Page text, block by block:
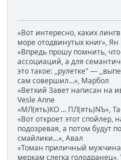
«Вот интересно, каких
море отодвинутых книг»,
«Впредь прошу помнить,
ассоциаций, а для
это такое: ,,рулетке" —
сам совершил...», Марбол
«Ветхий Завет написан на
Vesle Anne
«МЛ(ять)КО ... ПЛ(ять)NЪ»,
«Вот откроет этот спойлер,
подозревая, а потом будут
смайлики...», Авал
«Томан приличный
меркам слегка голодранец»,